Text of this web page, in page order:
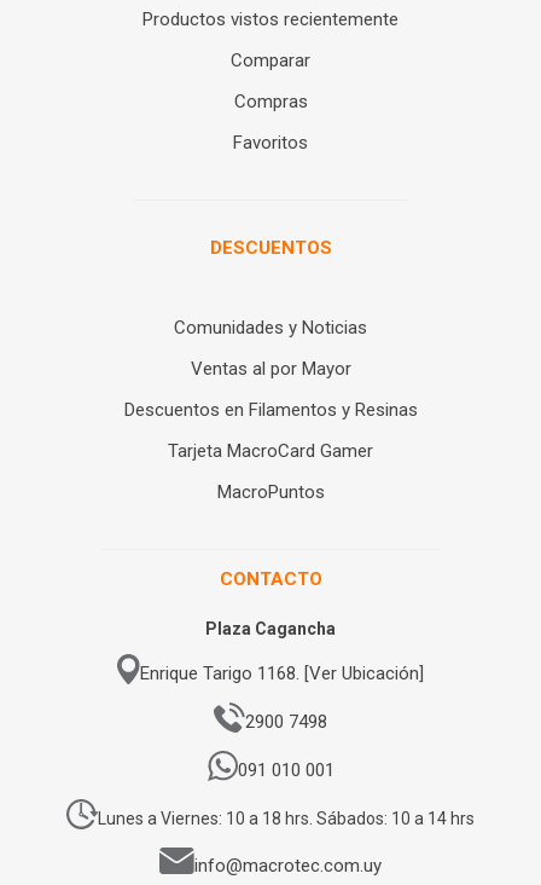
Productos vistos recientemente
Comparar
Compras
Favoritos
DESCUENTOS
Comunidades y Noticias
Ventas al por Mayor
Descuentos en Filamentos y Resinas
Tarjeta MacroCard Gamer
MacroPuntos
CONTACTO
Plaza Cagancha
Enrique Tarigo 1168. [Ver Ubicación]
2900 7498
091 010 001
Lunes a Viernes: 10 a 18 hrs. Sábados: 10 a 14 hrs
info@macrotec.com.uy